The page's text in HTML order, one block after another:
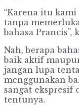
“Karena itu kami
tanpa
bahasa Prancis”,
Nah, berapa
baik aktif
jangan lupa
menggunakan
sangat ekspresif
tentunya.